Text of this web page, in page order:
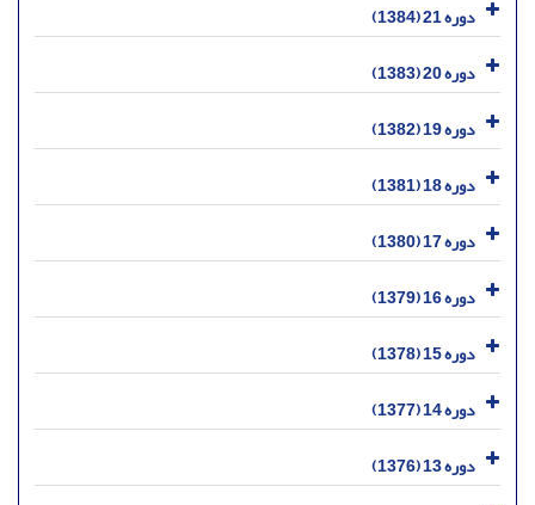
دوره 21 (1384)
دوره 20 (1383)
دوره 19 (1382)
دوره 18 (1381)
دوره 17 (1380)
دوره 16 (1379)
دوره 15 (1378)
دوره 14 (1377)
دوره 13 (1376)